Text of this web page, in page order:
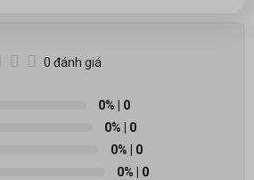
0 đánh giá
0% | 0
0% | 0
0% | 0
0% | 0